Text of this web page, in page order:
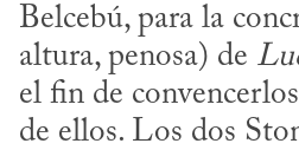
Belcebú, para la
altura, penosa) de
el fin de
de ellos. Los dos